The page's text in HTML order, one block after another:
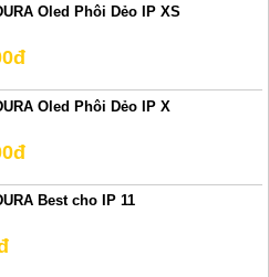
Oled Phôi Dẻo IP XS
Oled Phôi Dẻo IP X
Best cho IP 11